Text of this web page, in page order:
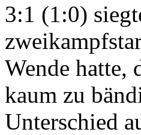
3:1 (1:0)
Wende hatte,
kaum zu
Unterschied